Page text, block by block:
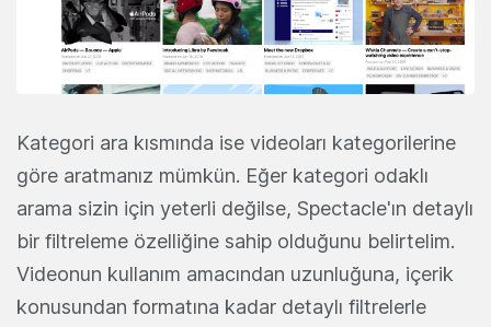
Kategori ara kısmında ise videoları kategorilerine
göre aratmanız mümkün. Eğer kategori odaklı
arama sizin için yeterli değilse, Spectacle'ın detaylı
bir filtreleme özelliğine sahip olduğunu belirtelim.
Videonun kullanım amacından uzunluğuna, içerik
konusundan formatına kadar detaylı filtrelerle